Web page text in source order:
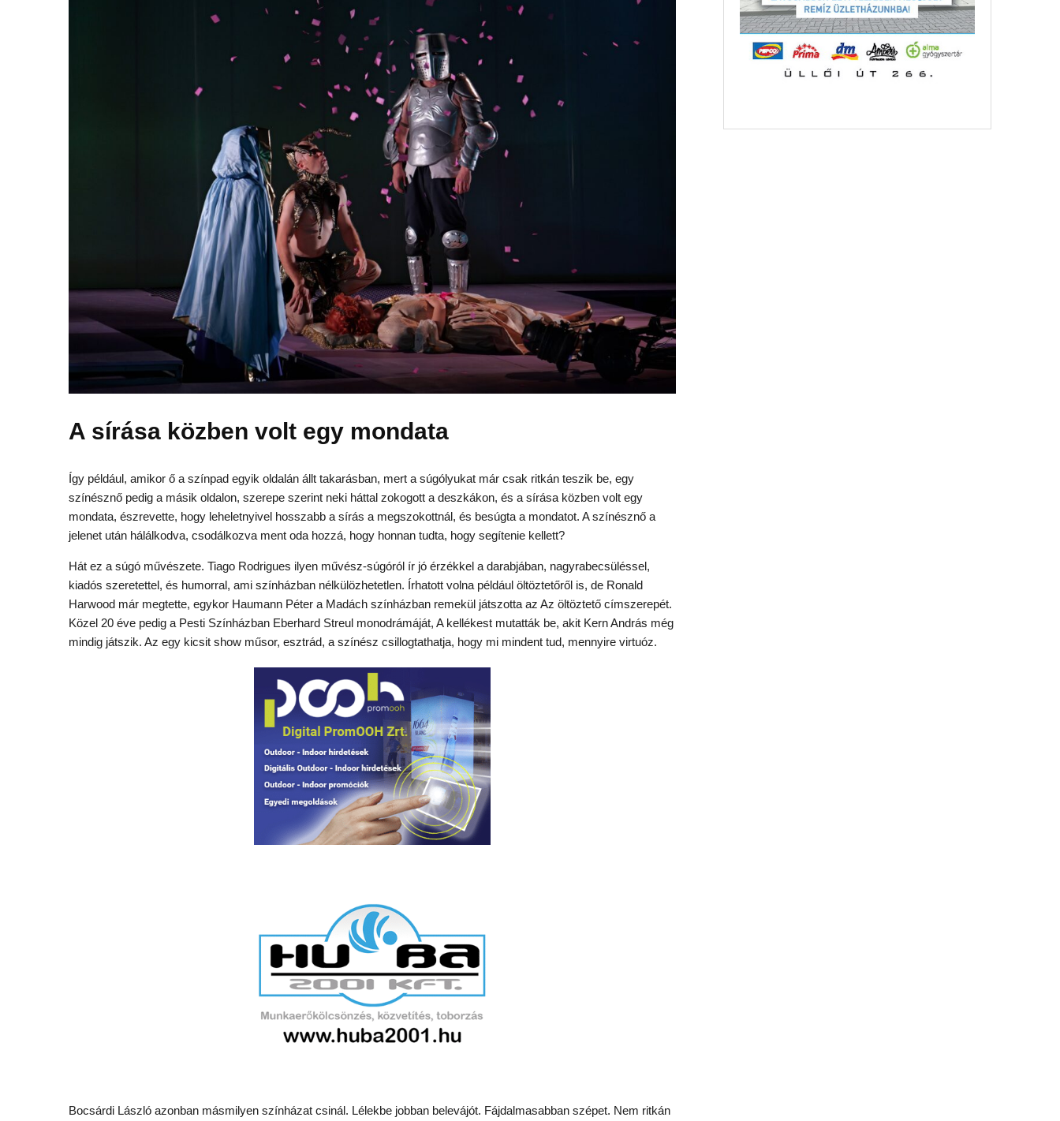
A sírása közben volt egy mondata
Így például, amikor ő a színpad egyik oldalán állt takarásban, mert a súgólyukat már csak ritkán teszik be, egy
színésznő pedig a másik oldalon, szerepe szerint neki háttal zokogott a deszkákon, és a sírása közben volt egy
mondata, észrevette, hogy leheletnyivel hosszabb a sírás a megszokottnál, és besúgta a mondatot. A színésznő a
jelenet után hálálkodva, csodálkozva ment oda hozzá, hogy honnan tudta, hogy segítenie kellett?
Hát ez a súgó művészete. Tiago Rodrigues ilyen művész-súgóról ír jó érzékkel a darabjában, nagyrabecsüléssel,
kiadós szeretettel, és humorral, ami színházban nélkülözhetetlen. Írhatott volna például öltöztetőről is, de Ronald
Harwood már megtette, egykor Haumann Péter a Madách színházban remekül játszotta az Az öltöztető címszerepét.
Közel 20 éve pedig a Pesti Színházban Eberhard Streul monodrámáját, A kellékest mutatták be, akit Kern András még
mindig játszik. Az egy kicsit show műsor, esztrád, a színész csillogtathatja, hogy mi mindent tud, mennyire virtuóz.
Bocsárdi László azonban másmilyen színházat csinál. Lélekbe jobban belevájót. Fájdalmasabban szépet. Nem ritkán